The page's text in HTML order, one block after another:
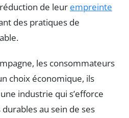
de leur empreinte
des pratiques de
les consommateurs
choix économique, ils
industrie qui s’efforce
au sein de ses